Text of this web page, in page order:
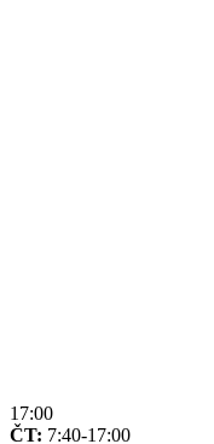
17:00
ČT: 7:40-17:00